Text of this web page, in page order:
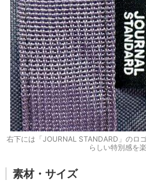
右下には「JOURNAL STANDARD」のロ
らしい特別感を
素材・サイズ